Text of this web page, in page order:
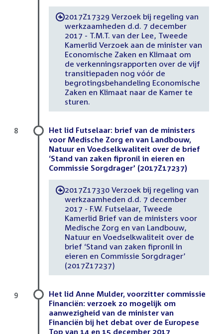
-2017Z17329 Verzoek bij regeling van
werkzaamheden d.d. 7 december
2017 - T.M.T. van der Lee, Tweede
Kamerlid Verzoek aan de minister van
Economische Zaken en Klimaat om
de verkenningsrapporten over de vijf
transitiepaden nog vóór de
begrotingsbehandeling Economische
Zaken en Klimaat naar de Kamer te
sturen.
Het lid Futselaar: brief van de ministers
voor Medische Zorg en van Landbouw,
Natuur en Voedselkwaliteit over de brief
‘Stand van zaken fipronil in eieren en
Commissie Sorgdrager’ (2017Z17237)
-2017Z17330 Verzoek bij regeling van
werkzaamheden d.d. 7 december
2017 - F.W. Futselaar, Tweede
Kamerlid Brief van de ministers voor
Medische Zorg en van Landbouw,
Natuur en Voedselkwaliteit over de
brief ‘Stand van zaken fipronil in
eieren en Commissie Sorgdrager’
(2017Z17237)
8
Het lid Anne Mulder, voorzitter commissie
Financiën: verzoek zo mogelijk om
aanwezigheid van de minister van
Financiën bij het debat over de Europese
Top van 14 en 15 december 2017
9